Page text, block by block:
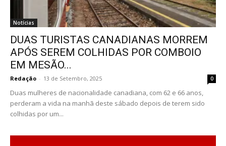
Notícias
DUAS TURISTAS CANADIANAS MORREM
APÓS SEREM COLHIDAS POR COMBOIO
EM MESÃO...
Redação - 13 de Setembro, 2025 0
Duas mulheres de nacionalidade canadiana, com 62 e 66 anos,
perderam a vida na manhã deste sábado depois de terem sido
colhidas por um...